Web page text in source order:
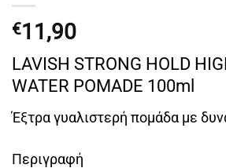
€11,90
LAVISH STRONG HOLD
WATER POMADE 100ml
Έξτρα γυαλιστερή πομάδα με
Περιγραφή